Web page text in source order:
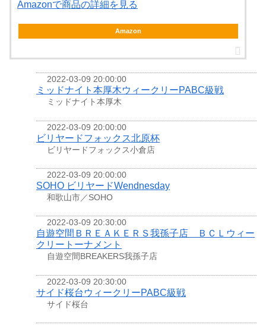
Amazonで商品の詳細を見る
Amazon
2022-03-09 20:00:00
ミッドナイト本厚木ウィークリーPABC級戦
ミッドナイト本厚木
2022-03-09 20:00:00
ビリヤードフォックス北原杯
ビリヤードフォックス小倉店
2022-03-09 20:00:00
SOHO ビリヤードWendnesday
和歌山市／SOHO
2022-03-09 20:30:00
自遊空間ＢＲＥＡＫＥＲＳ我孫子店 ＢＣＬウィー
クリートーナメント
自遊空間BREAKERS我孫子店
2022-03-09 20:30:00
サイド桜台ウィークリーPABC級戦
サイド桜台